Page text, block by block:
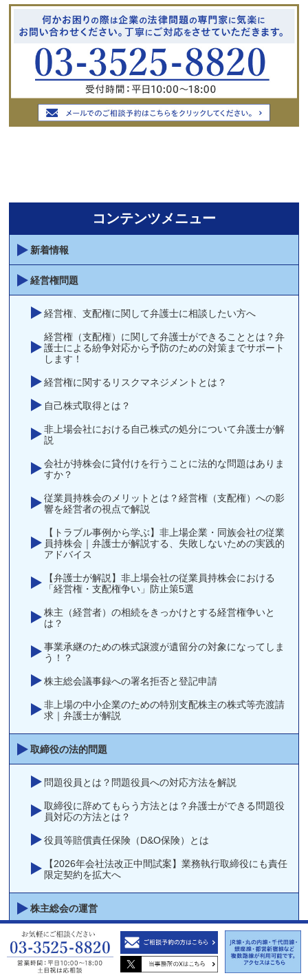
コンテンツメニュー
新着情報
経営権問題
経営権、支配権に関して弁護士に相談したい方へ
経営権（支配権）に関して弁護士ができることとは？弁
護士による紛争対応から予防のための対策までサポート
します！
経営権に関するリスクマネジメントとは？
自己株式取得とは？
非上場会社における自己株式の処分について弁護士が解
説
会社が持株会に貸付けを行うことに法的な問題はありま
すか？
従業員持株会のメリットとは？経営権（支配権）への影
響を経営者の視点で解説
【トラブル事例から学ぶ】非上場企業・同族会社の従業
員持株会｜弁護士が解説する、失敗しないための実践的
アドバイス
【弁護士が解説】非上場会社の従業員持株会における
「経営権・支配権争い」防止策5選
株主（経営者）の相続をきっかけとする経営権争いと
は？
事業承継のための株式譲渡が遺留分の対象になってしま
う！？
株主総会議事録への署名拒否と登記申請
非上場の中小企業のための特別支配株主の株式等売渡請
求｜弁護士が解説
取締役の法的問題
問題役員とは？問題役員への対応方法を解説
取締役に辞めてもらう方法とは？弁護士ができる問題役
員対応の方法とは？
役員等賠償責任保険（D&O保険）とは
【2026年会社法改正中間試案】業務執行取締役にも責任
限定契約を拡大へ
株主総会の運営
非上場・中小企業向けの株主総会対応とは？Ｑ＆Ａ形式
で詳しく説明
株主総会の書面決議（決議の省略）・書面報告（報告の